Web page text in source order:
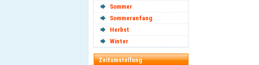
Sommer
Sommeranfang
Herbst
Winter
Zeitumstellung